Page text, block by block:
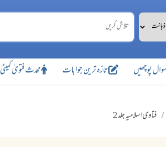
پوچھیں تازہ ترین جوابات محدث فتویٰ کمیٹی
فتاوی اسلامیہ جلد 2